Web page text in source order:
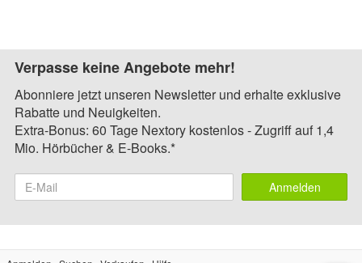
Verpasse keine Angebote mehr!
Abonniere jetzt unseren Newsletter und erhalte exklusive
Rabatte und Neuigkeiten.
Extra-Bonus: 60 Tage Nextory kostenlos - Zugriff auf 1,4
Mio. Hörbücher & E-Books.*
Anmelden